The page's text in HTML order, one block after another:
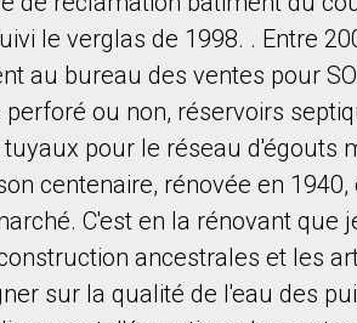
le verglas de 1998. . Entre
au bureau des ventes pour
ou non, réservoirs
pour le réseau d'égouts
centenaire, rénovée en
C'est en la rénovant que
ancestrales et les
sur la qualité de l'eau des